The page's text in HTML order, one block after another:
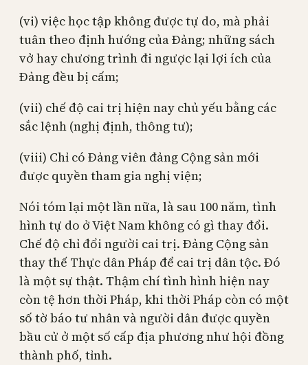
(vi) việc học tập không được tự do, mà phải
tuân theo định hướng của Đảng; những sách
vở hay chương trình đi ngược lại lợi ích của
Đảng đều bị cấm;
(vii) chế độ cai trị hiện nay chủ yếu bằng các
sắc lệnh (nghị định, thông tư);
(viii) Chỉ có Đảng viên đảng Cộng sản mới
được quyền tham gia nghị viện;
Nói tóm lại một lần nữa, là sau 100 năm, tình
hình tự do ở Việt Nam không có gì thay đổi.
Chế độ chỉ đổi người cai trị. Đảng Cộng sản
thay thế Thực dân Pháp để cai trị dân tộc. Đó
là một sự thật. Thậm chí tình hình hiện nay
còn tệ hơn thời Pháp, khi thời Pháp còn có một
số tờ báo tư nhân và người dân được quyền
bầu cử ở một số cấp địa phương như hội đồng
thành phố, tỉnh.